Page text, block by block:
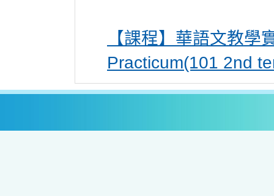
【課程】華語文教
Practicum(101 2nd